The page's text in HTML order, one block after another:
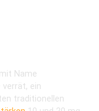
mit Name
ein
traditionellen